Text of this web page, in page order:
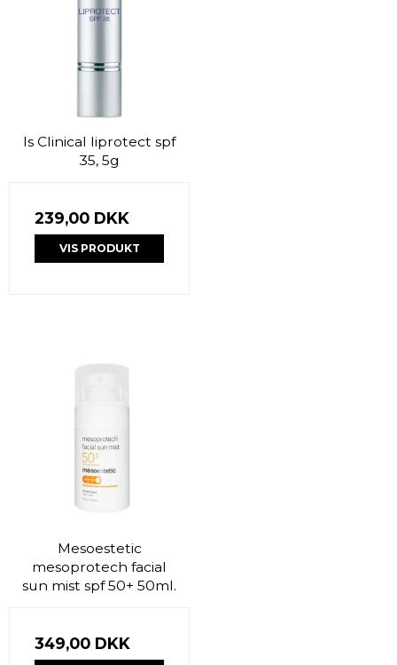
Is Clinical liprotect spf
35, 5g
239,00 DKK
VIS PRODUKT
Mesoestetic
mesoprotech facial
sun mist spf 50+ 50ml.
349,00 DKK